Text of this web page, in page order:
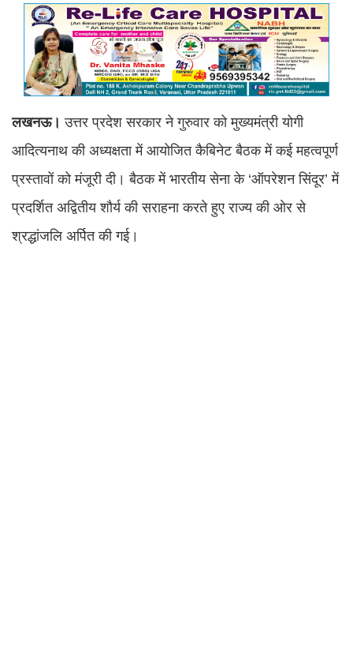
लखनऊ।उत्तर प्रदेश सरकार ने गुरुवार को मुख्यमंत्री योगी
आदित्यनाथ की अध्यक्षता में आयोजित कैबिनेट बैठक में कई महत्वपूर्ण
प्रस्तावों को मंजूरी दी। बैठक में भारतीय सेना के ‘ऑपरेशन सिंदूर’ में
प्रदर्शित अद्वितीय शौर्य की सराहना करते हुए राज्य की ओर से
श्रद्धांजलि अर्पित की गई।